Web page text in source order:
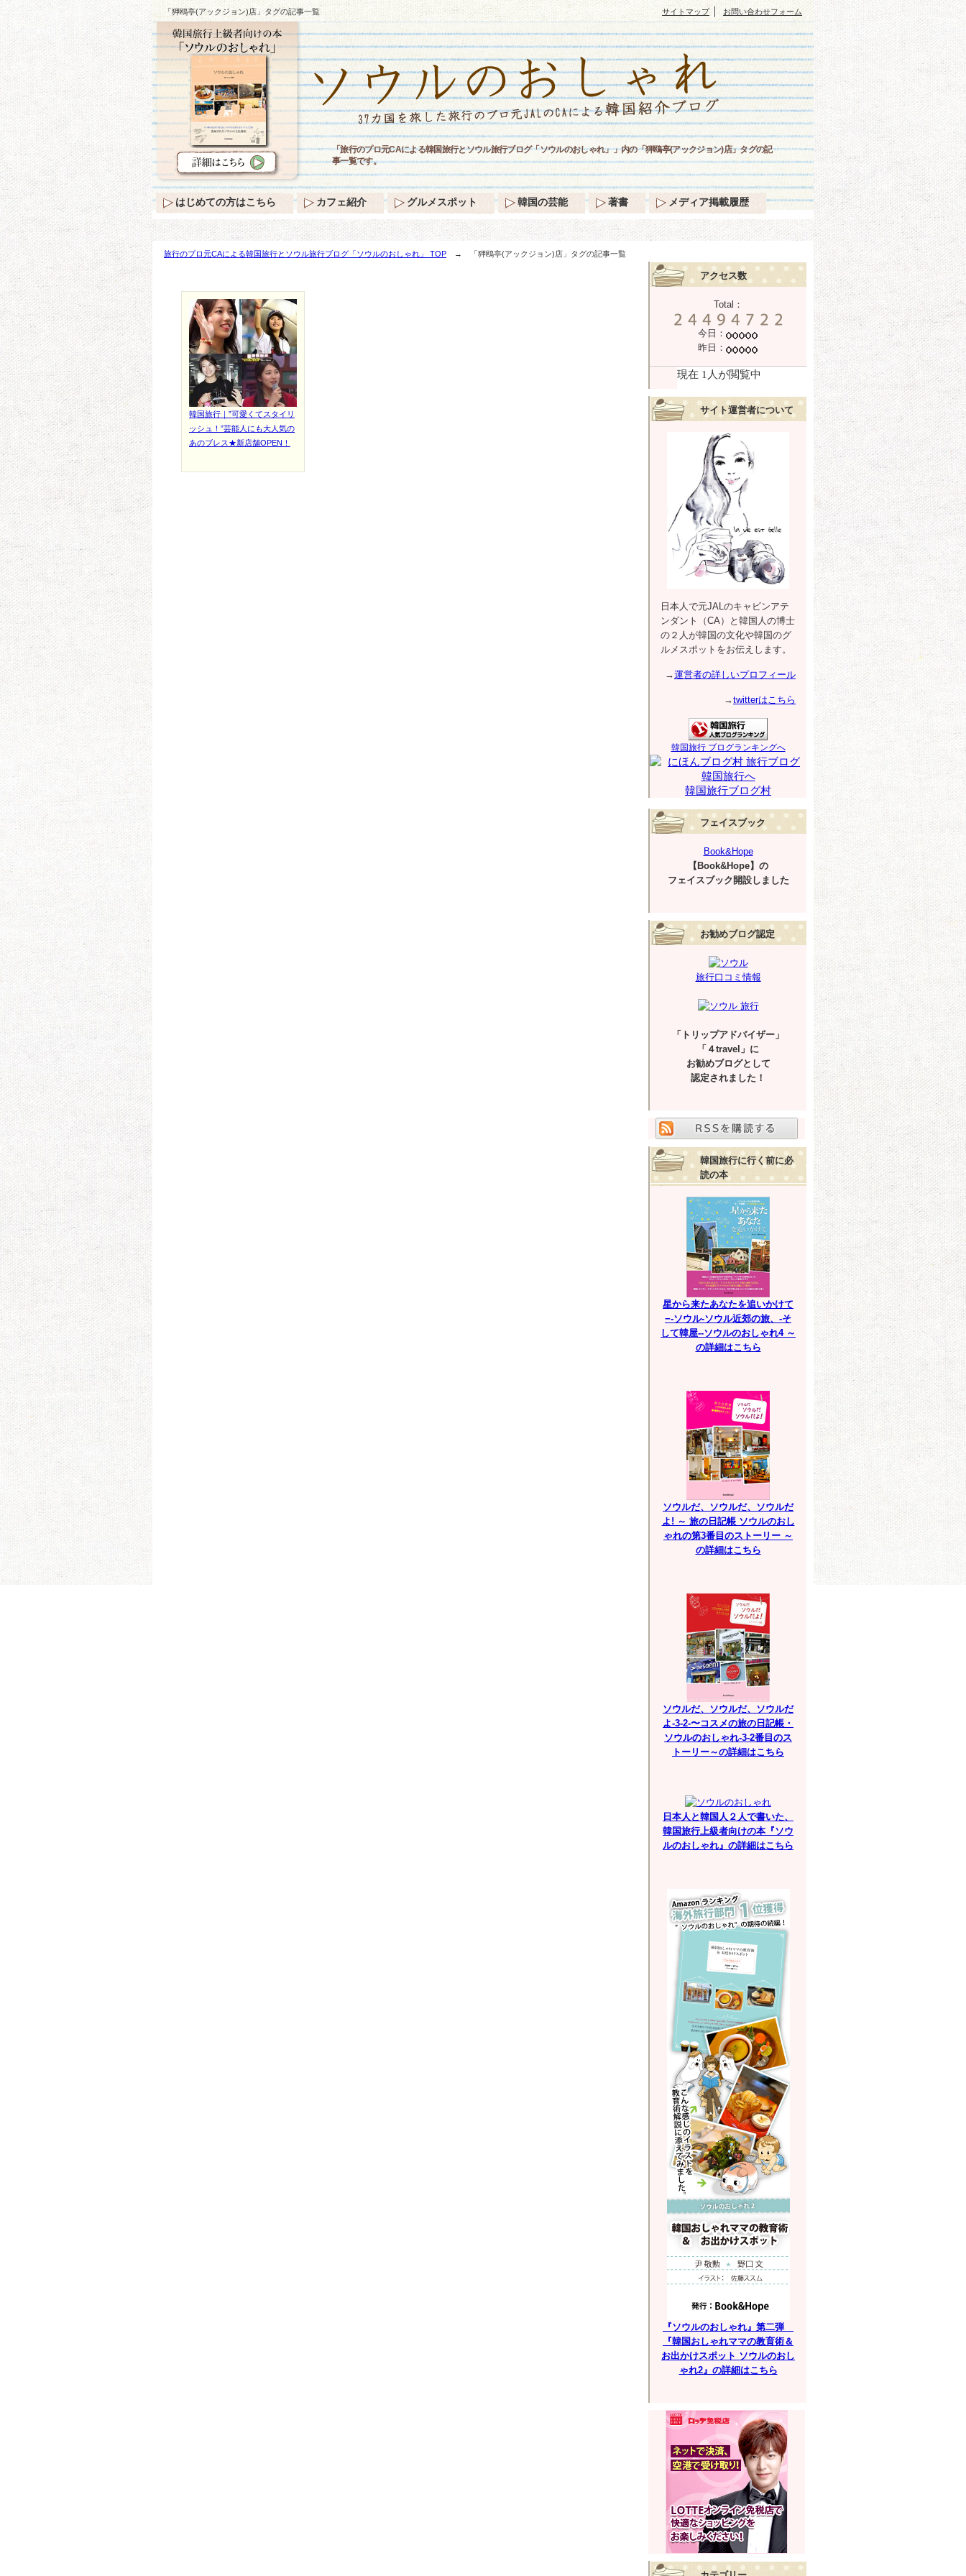
「狎鴎亭(アックジョン)店」タグの記事一覧
旅行のプロ元CAによる韓国旅行とソウル旅行ブログ「ソウルのおしゃれ」 TOP → 「狎鴎亭(アックジョン)店」タグの記事一覧
韓国旅行｜”可愛くてスタイリ
ッシュ！”芸能人にも大人気の
あのブレス★新店舗OPEN！
アクセス数
Total：
今日：
昨日：
サイト運営者について
日本人で元JALのキャビンアテ
ンダント（CA）と韓国人の博士
の２人が韓国の文化や韓国のグ
ルメスポットをお伝えします。
→運営者の詳しいプロフィール
→twitterはこちら
韓国旅行 ブログランキングへ
韓国旅行ブログ村
フェイスブック
Book&Hope
【Book&Hope】の
フェイスブック開設しました
お勧めブログ認定
旅行口コミ情報
「トリップアドバイザー」
「４travel」に
お勧めブログとして
認定されました！
韓国旅行に行く前に必
読の本
星から来たあなたを追いかけて
−-ソウル-ソウル近郊の旅、-そ
して韓屋--ソウルのおしゃれ4 ～
の詳細はこちら
ソウルだ、ソウルだ、ソウルだ
よ! ～ 旅の日記帳 ソウルのおし
ゃれの第3番目のストーリー ～
の詳細はこちら
ソウルだ、ソウルだ、ソウルだ
よ-3-2-〜コスメの旅の日記帳・
ソウルのおしゃれ-3-2番目のス
トーリー～の詳細はこちら
日本人と韓国人２人で書いた、
韓国旅行上級者向けの本『ソウ
ルのおしゃれ』の詳細はこちら
『ソウルのおしゃれ』第二弾
『韓国おしゃれママの教育術＆
お出かけスポット ソウルのおし
ゃれ2』の詳細はこちら
「旅行のプロ元CAによる韓国旅行とソウル旅行ブログ「ソウルのおしゃれ」」内の「狎鴎亭(アックジョン)店」タグの記
事一覧です。
サイトマップ｜ お問い合わせフォーム
はじめての方はこちら カフェ紹介 グルメスポット 韓国の芸能 著書 メディア掲載履歴